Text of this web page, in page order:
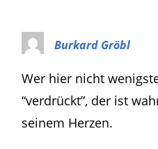
Burkard Gröbl
Wer hier nicht
“verdrückt”, der ist
seinem Herzen.